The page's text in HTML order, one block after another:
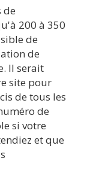
de
200 à 350
de
de
Il serait
site pour
de tous les
de
si votre
et que